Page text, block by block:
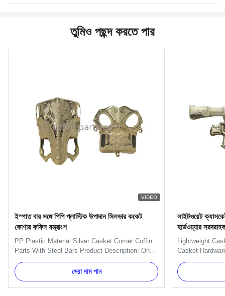
তুমিও পছন্দ করতে পার
VIDEO
ইস্পাত বার সঙ্গে পিপি প্লাস্টিক উপাদান সিলভার ককেট
কোণার কফিন যন্ত্রাংশ
PP Plastic Material Silver Casket Corner Coffin
Parts With Steel Bars Product Description: One
set include 4pcs big corners, 8 pcs small lugs,
2pcs 203cm long steel bars and 2pcs 66cmshort
steel bars. 1.Item Name : Model 4# 2.Material :
Plastic(PP,ABS) 3.Color : Gold, silver, copper
সেরা দাম পান
লাইটওয়েট
হার্ডওয়্যার
Lightweight
Casket
Handles
set has four
Item Name TX-
(PP) Color